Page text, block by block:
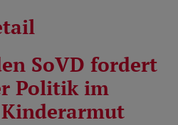
SoVD fordert
Politik im